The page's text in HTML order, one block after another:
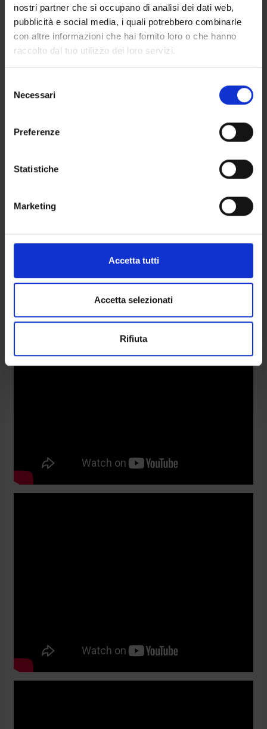
nostri partner che si occupano di analisi dei dati web,
pubblicità e social media, i quali potrebbero combinarle
con altre informazioni che hai fornito loro o che hanno
raccolto dal tuo utilizzo dei loro servizi.
delNecessari
Preferenze
Statistiche
Marketing
Accetta tutti
Accetta selezionati
Rifiuta
Croazia Video Galleria